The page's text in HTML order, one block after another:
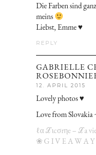
Die Farben sind
meins
Liebst, Emme ♥
REPLY
GABRIELLE
12. APRIL 2015
Lovely photos ♥
Love from Slovakia
ℓα ℒιcσrηe – ℒa
❀ G I V E A W A Y